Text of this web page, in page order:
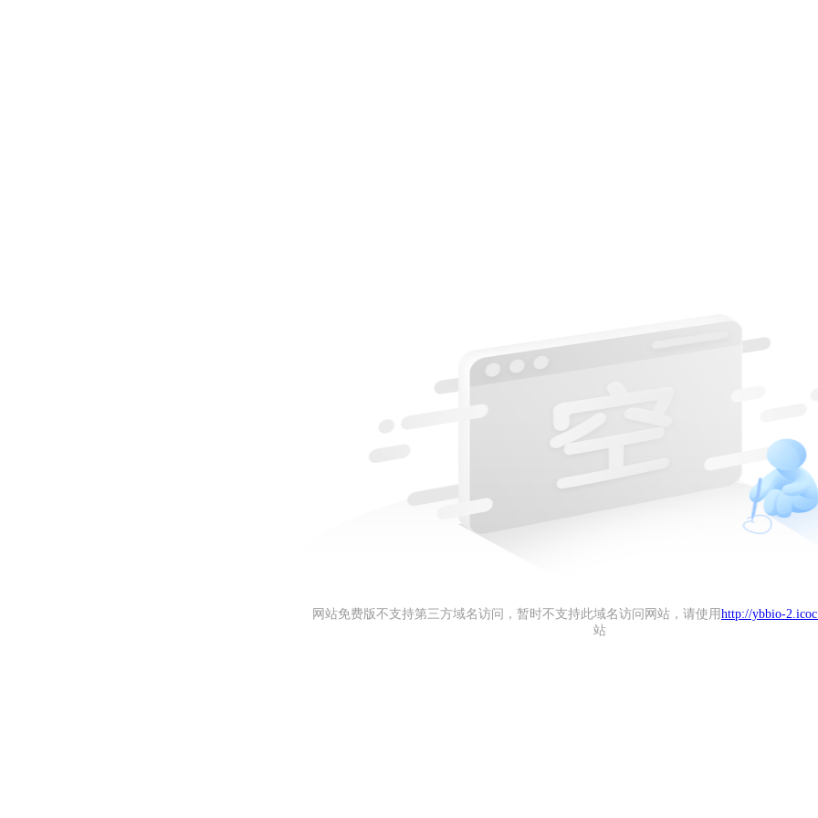
网站免费版不支持第三方域名访问，暂时不支持此域名访问网站，请使用 http://ybbio-
站